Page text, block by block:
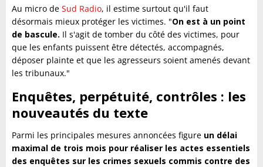
Au micro de Sud Radio, il estime surtout qu'il faut
désormais mieux protéger les victimes. "On est à un point
de bascule. Il s'agit de tomber du côté des victimes, pour
que les enfants puissent être détectés, accompagnés,
déposer plainte et que les agresseurs soient amenés devant
les tribunaux."
Enquêtes, perpétuité, contrôles : les
nouveautés du texte
Parmi les principales mesures annoncées figure un délai
maximal de trois mois pour réaliser les actes essentiels
des enquêtes sur les crimes sexuels commis contre des